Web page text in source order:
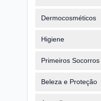
Dermocosméticos
Higiene
Primeiros Socorros
Beleza e Proteção